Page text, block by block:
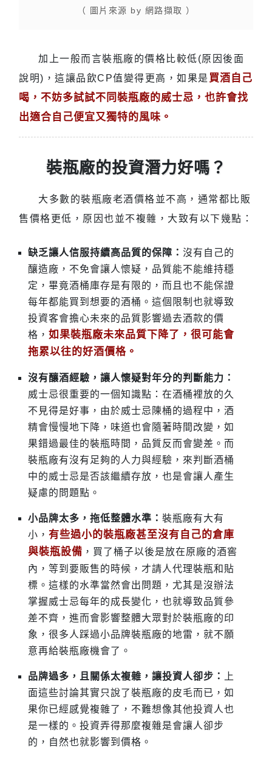
（ 圖片來源 by 網路擷取 ）
加上一般而言裝瓶廠的價格比較低(原因後面
說明)，這讓品飲CP值變得更高，如果是 買酒自己
喝，不妨多試試不同裝瓶廠的威士忌，也許會找
出適合自己便宜又獨特的風味。
裝瓶廠的投資潛力好嗎？
大多數的裝瓶廠老酒價格並不高，通常都比販
售價格更低，原因也並不複雜，大致有以下幾點：
缺乏讓人信服持續高品質的保障： 沒有自己的
釀造廠，不免會讓人懷疑，品質能不能維持穩
定，畢竟酒桶庫存是有限的，而且也不能保證
每年都能買到想要的酒桶。這個限制也就導致
投資客會擔心未來的品質影響過去酒款的價
格， 如果裝瓶廠未來品質下降了，很可能會
拖累以往的好酒價格。
沒有釀酒經驗，讓人懷疑對年分的判斷能力：
威士忌很重要的一個知識點： 在酒桶裡放的久
不見得是好事，由於威士忌陳桶的過程中，酒
精會慢慢地下降，味道也會隨著時間改變，如
果錯過最佳的裝瓶時間，品質反而會變差。 而
裝瓶廠有沒有足夠的人力與經驗，來判斷酒桶
中的威士忌是否該繼續存放，也是會讓人產生
疑慮的問題點。
小品牌太多，拖低整體水準： 裝瓶廠有大有
小， 有些過小的裝瓶廠甚至沒有自己的倉庫
與裝瓶設備 ，買了桶子以後是放在原廠的酒窖
內，等到要販售的時候，才請人代理裝瓶和貼
標。這樣的水準當然會出問題，尤其是沒辦法
掌握威士忌每年的成長變化，也就導致品質參
差不齊，進而會影響整體大眾對於裝瓶廠的印
象，很多人踩過小品牌裝瓶廠的地雷，就不願
意再給裝瓶廠機會了。
品牌過多，且關係太複雜，讓投資人卻步：
上
面這些討論其實只說了裝瓶廠的皮毛而已，如
果你已經感覺複雜了，不難想像其他投資人也
是一樣的。投資弄得那麼複雜是會讓人卻步
的，自然也就影響到價格。